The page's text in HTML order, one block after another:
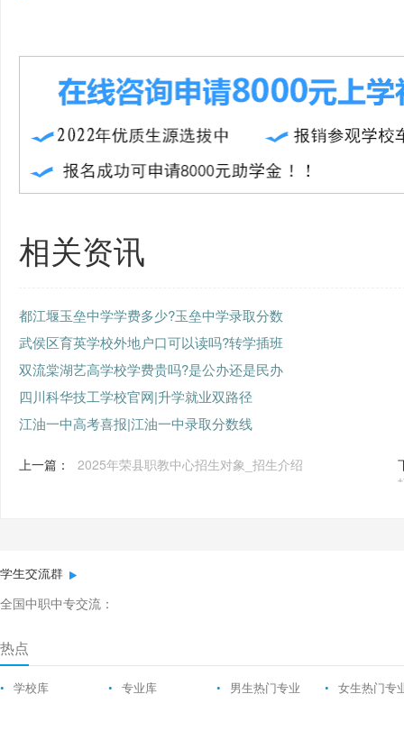
相关资讯
都江堰玉垒中学学费多少?玉垒中学录取分数
武侯区育英学校外地户口可以读吗?转学插班
双流棠湖艺高学校学费贵吗?是公办还是民办
四川科华技工学校官网|升学就业双路径
江油一中高考喜报|江油一中录取分数线
上一篇： 2025年荣县职教中心招生对象_招生介绍
学生交流群
全国中职中专交流：
热点
• 学校库 • 专业库 • 男生热门专业 • 女生热门专